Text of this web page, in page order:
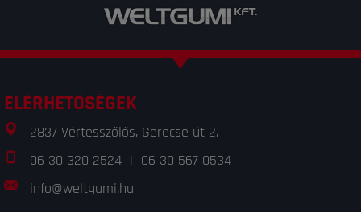
ELÉRHETŐSÉGEK
2837 Vértesszőlős, Gerecse út 2.
06 30 320 2524 | 06 30 567 0534
info@weltgumi.hu